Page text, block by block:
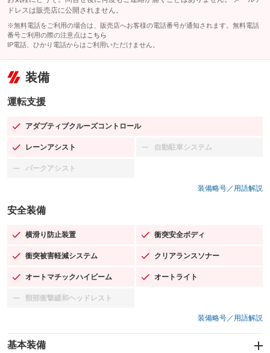
ドレスは販売店に公開されません。
※無料電話をご利用の場合は、販売店へお客様の電話番号が通知されます。無料電話
番号ご利用の際の注意点は こちら
IP電話、ひかり電話からはご利用いただけません。
装備
運転支援
アダプティブクルーズコントロール
：装備あり
レーンアシスト
：装備あり 自動駐車システム
：装備なし
パークアシスト
：装備なし
装備略号／用語解説
安全装備
横滑り防止装置
：装備あり 衝突安全ボディ
：装備あり
衝突被害軽減システム
：装備あり クリアランスソナー
：装備あり
オートマチックハイビーム
：装備あり オートライト
：装備あり
頸部衝撃緩和ヘッドレスト
：装備なし
装備略号／用語解説
基本装備